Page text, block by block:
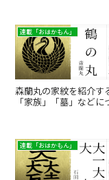
連載「おはかもん」
森蘭丸の家紋を紹介す
「家族」「墓」など
連載「おはかもん」